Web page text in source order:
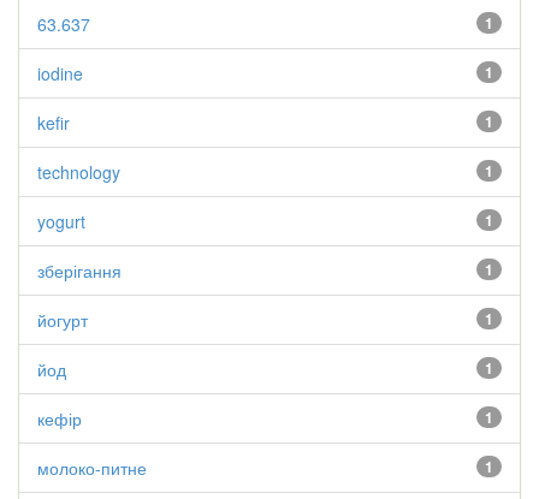
1
63.637
1
iodine
1
kefir
1
technology
1
yogurt
1
зберігання
1
йогурт
1
йод
1
кефір
1
молоко-питне